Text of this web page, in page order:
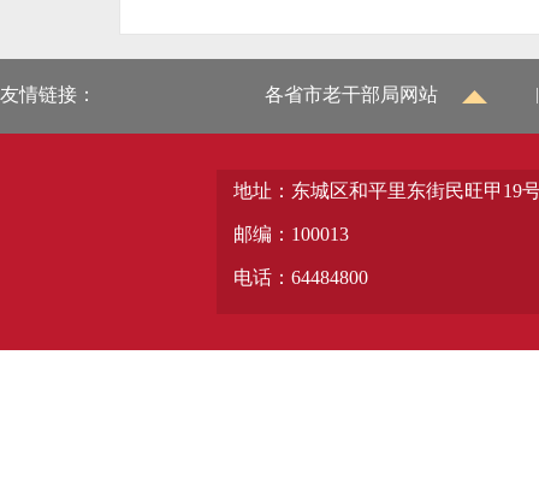
友情链接： 各省市老干部局网站
地址：东城区和平里东街民旺甲19
邮编：100013
电话：64484800